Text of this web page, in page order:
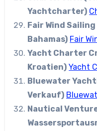
Yachtcharter)
Fair Wind
Bahamas) Fair
Yacht Charter
Kroatien) Yacht
Bluewater
Verkauf)
Nautical